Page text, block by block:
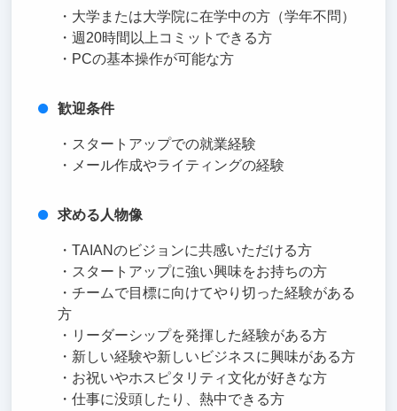
・大学または大学院に在学中の方（学年不問）
・週20時間以上コミットできる方
・PCの基本操作が可能な方
歓迎条件
・スタートアップでの就業経験
・メール作成やライティングの経験
求める人物像
・TAIANのビジョンに共感いただける方
・スタートアップに強い興味をお持ちの方
・チームで目標に向けてやり切った経験がある
方
・リーダーシップを発揮した経験がある方
・新しい経験や新しいビジネスに興味がある方
・お祝いやホスピタリティ文化が好きな方
・仕事に没頭したり、熱中できる方